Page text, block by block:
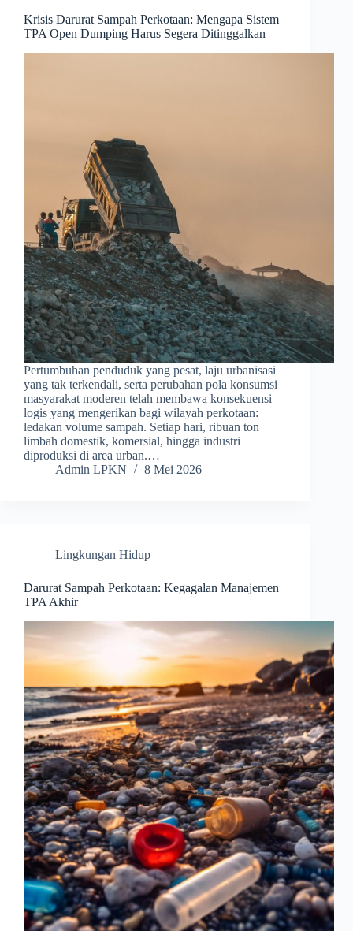
Krisis Darurat Sampah Perkotaan: Mengapa Sistem
TPA Open Dumping Harus Segera Ditinggalkan
Pertumbuhan penduduk yang pesat, laju urbanisasi
yang tak terkendali, serta perubahan pola konsumsi
masyarakat moderen telah membawa konsekuensi
logis yang mengerikan bagi wilayah perkotaan:
ledakan volume sampah. Setiap hari, ribuan ton
limbah domestik, komersial, hingga industri
diproduksi di area urban.…
Admin LPKN
8 Mei 2026
Lingkungan Hidup
Darurat Sampah Perkotaan: Kegagalan Manajemen
TPA Akhir